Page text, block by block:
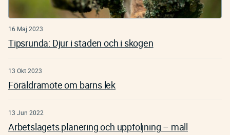
16 Maj 2023
Tipsrunda: Djur i staden och i skogen
13 Okt 2023
Föräldramöte om barns lek
13 Jun 2022
Arbetslagets planering och uppföljning – mall